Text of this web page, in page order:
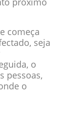
começa
seja
o
pessoas,
o